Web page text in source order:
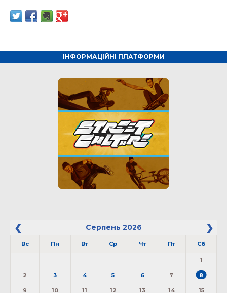
ІНФОРМАЦІЙНІ ПЛАТФОРМИ
Серпень 2026
Вс Пн Вт Ср Чт Пт Сб
1
2 3 4 5 6 7 8
9 10 11 12 13 14 15